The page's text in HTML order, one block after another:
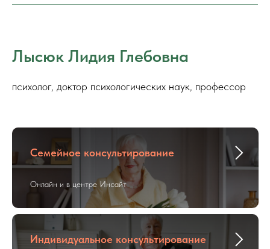
Лысюк Лидия Глебовна
психолог, доктор психологических наук, профессор
Семейное консультирование
Онлайн и в центре Инсайт
Индивидуальное консультирование